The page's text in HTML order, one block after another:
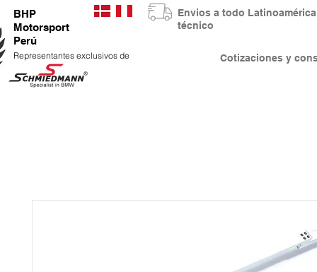
BHP
Motorsport
Perú
Representantes exclusivos de Cotizaciones y
Envios a todo
técnico